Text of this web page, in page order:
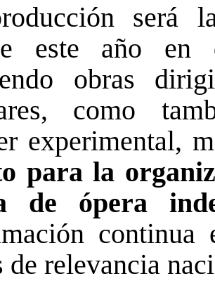
será
este año en
obras
como
experimental,
para la
de ópera
de relevancia